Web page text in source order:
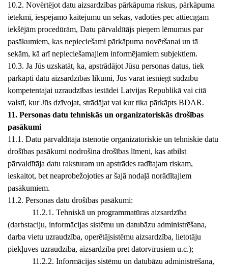
10.2. Novērtējot datu aizsardzības pārkāpuma riskus, pārkāpuma
ietekmi, iespējamo kaitējumu un sekas, vadoties pēc attiecīgām
iekšējām procedūrām, Datu pārvaldītājs pieņem lēmumus par
pasākumiem, kas nepieciešami pārkāpuma novēršanai un tā
sekām, kā arī nepieciešamajiem informējamiem subjektiem.
10.3. Ja Jūs uzskatāt, ka, apstrādājot Jūsu personas datus, tiek
pārkāpti datu aizsardzības likumi, Jūs varat iesniegt sūdzību
kompetentajai uzraudzības iestādei Latvijas Republikā vai citā
valstī, kur Jūs dzīvojat, strādājat vai kur tika pārkāpts BDAR.
11. Personas datu tehniskās un organizatoriskās drošības
pasākumi
11.1. Datu pārvaldītāja īstenotie organizatoriskie un tehniskie datu
drošības pasākumi nodrošina drošības līmeni, kas atbilst
pārvaldītāja datu raksturam un apstrādes radītajam riskam,
ieskaitot, bet neaprobežojoties ar šajā nodaļā norādītajiem
pasākumiem.
11.2. Personas datu drošības pasākumi:
11.2.1. Tehniskā un programmatūras aizsardzība
(darbstaciju, informācijas sistēmu un datubāzu administrēšana,
darba vietu uzraudzība, operētājsistēmu aizsardzība, lietotāju
piekļuves uzraudzība, aizsardzība pret datorvīrusiem u.c.);
11.2.2. Informācijas sistēmu un datubāzu administrēšana,